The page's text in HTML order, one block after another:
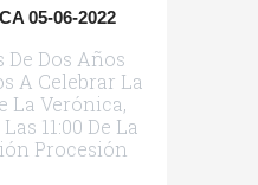
05-06-2022
De Dos Años
A Celebrar La
La Verónica,
11:00 De La
Procesión